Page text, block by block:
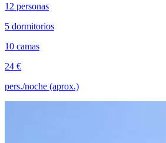
12 personas
5 dormitorios
10 camas
24 €
pers./noche (aprox.)